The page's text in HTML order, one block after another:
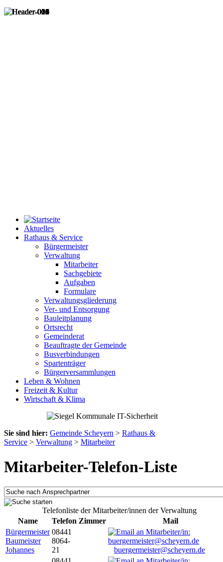
Aktuelles
Rathaus & Service
Bürgermeister
Verwaltung
Mitarbeiter
Sachgebiete
Aufgaben
Formulare
Verwaltungsgliederung
Ver- und Entsorgung
Bauleitplanung
Ortsrecht
Gemeinderat
Beauftragte der Gemeinde
Busverbindungen
Spartenträger
Bürgerversammlungen
Leben & Wohnen
Freizeit & Kultur
Wirtschaft & Klima
Sie sind hier: Gemeinde Scheyern > Rathaus &
Service > Verwaltung > Mitarbeiter
Mitarbeiter-Telefon-Liste
Telefonliste der Mitarbeiter/innen der Verwaltung
Name
Telefon Zimmer
Mail
Bürgermeister
Baumeister
Johannes
08441
8064-
21
buergermeister@scheyern.de